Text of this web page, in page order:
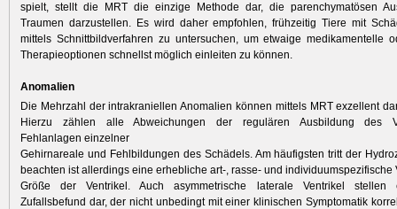
spielt, stellt die MRT die einzige Methode dar, die parenchymatösen
Traumen darzustellen. Es wird daher empfohlen, frühzeitig Tiere mit
mittels Schnittbildverfahren zu untersuchen, um etwaige medikamentelle
Therapieoptionen schnellst möglich einleiten zu können.
Anomalien
Die Mehrzahl der intrakraniellen Anomalien können mittels MRT exzellent
Hierzu zählen alle Abweichungen der regulären Ausbildung des
Fehlanlagen einzelner
Gehirnareale und Fehlbildungen des Schädels. Am häufigsten tritt der
beachten ist allerdings eine erhebliche art-, rasse- und individuumspezifische
Größe der Ventrikel. Auch asymmetrische laterale Ventrikel stellen
Zufallsbefund dar, der nicht unbedingt mit einer klinischen Symptomatik